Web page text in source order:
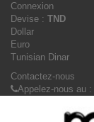
Connexion
Devise : TND
Dollar
Euro
Tunisian Dinar
Contactez-nous
Appelez-nous au :